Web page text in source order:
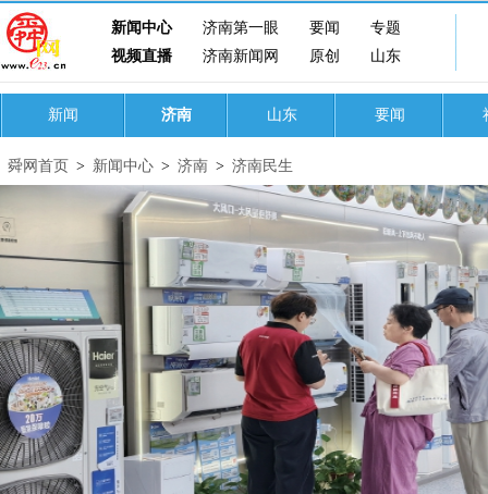
新闻中心 济南第一眼 要闻
专题
视频直播
济南新闻网 原创 山东
新闻 济南 山东 要闻
舜网首页 > 新闻中心 > 济南 > 济南民生